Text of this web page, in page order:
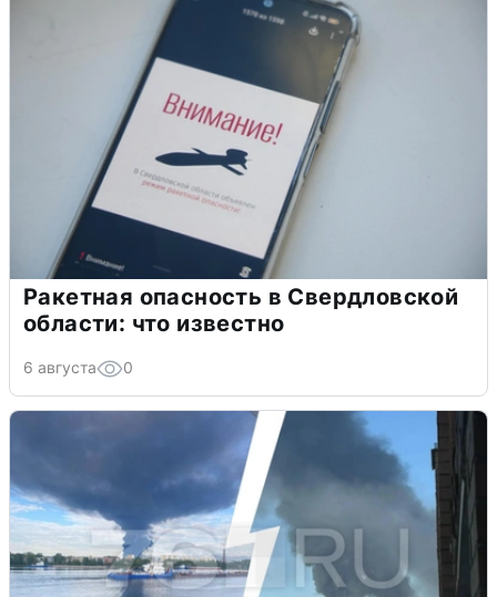
Ракетная опасность в Свердловской
области: что известно
6 августа 0